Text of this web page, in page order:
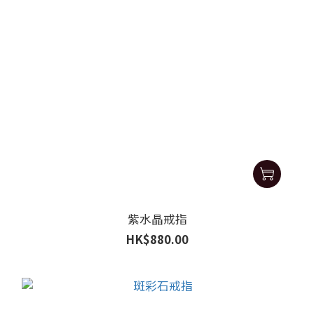
紫水晶戒指
HK$880.00